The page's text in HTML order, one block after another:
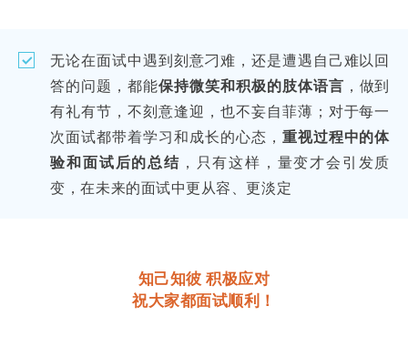
无论在面试中遇到刻意刁难，还是遭遇自己难以回
答的问题，都能保持微笑和积极的肢体语言 ，做到
有礼有节，不刻意逢迎，也不妄自菲薄；对于每一
次面试都带着学习和成长的心态， 重视过程中的体
验和面试后的总结 ，只有这样，量变才会引发质
变，在未来的面试中更从容、更淡定
知己知彼 积极应对
祝大家都面试顺利！